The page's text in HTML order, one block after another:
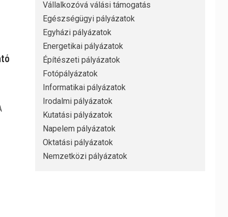
Vállalkozóvá válási támogatás
Egészségügyi pályázatok
Egyházi pályázatok
Energetikai pályázatok
Építészeti pályázatok
Fotópályázatok
Informatikai pályázatok
Irodalmi pályázatok
Kutatási pályázatok
Napelem pályázatok
Oktatási pályázatok
Nemzetközi pályázatok